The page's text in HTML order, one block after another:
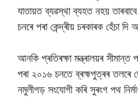
যাতায়ত ব্যৱস্থা ব্যহত নহয়
চনৰে পৰা কেন্দ্ৰীয় চৰকাৰক হেঁচা দি
আনকি প্ৰতিৰক্ষা মন্ত্ৰালয়ৰ
পৰা ২০১৬ চনতে ব্ৰহ্মপুত্ৰৰ তলৰে
নমুলীগড় সংযোগী কৰি সুৰংগ পথ